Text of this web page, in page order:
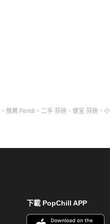
、 推薦 Fendi 、 二手 芬迪 、 便宜 芬迪 、
下載 PopChill APP